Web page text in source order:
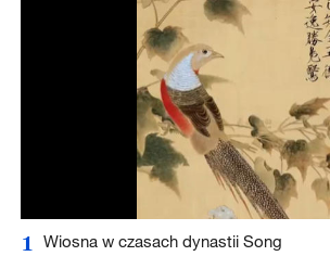
1 Wiosna w czasach dynastii Song